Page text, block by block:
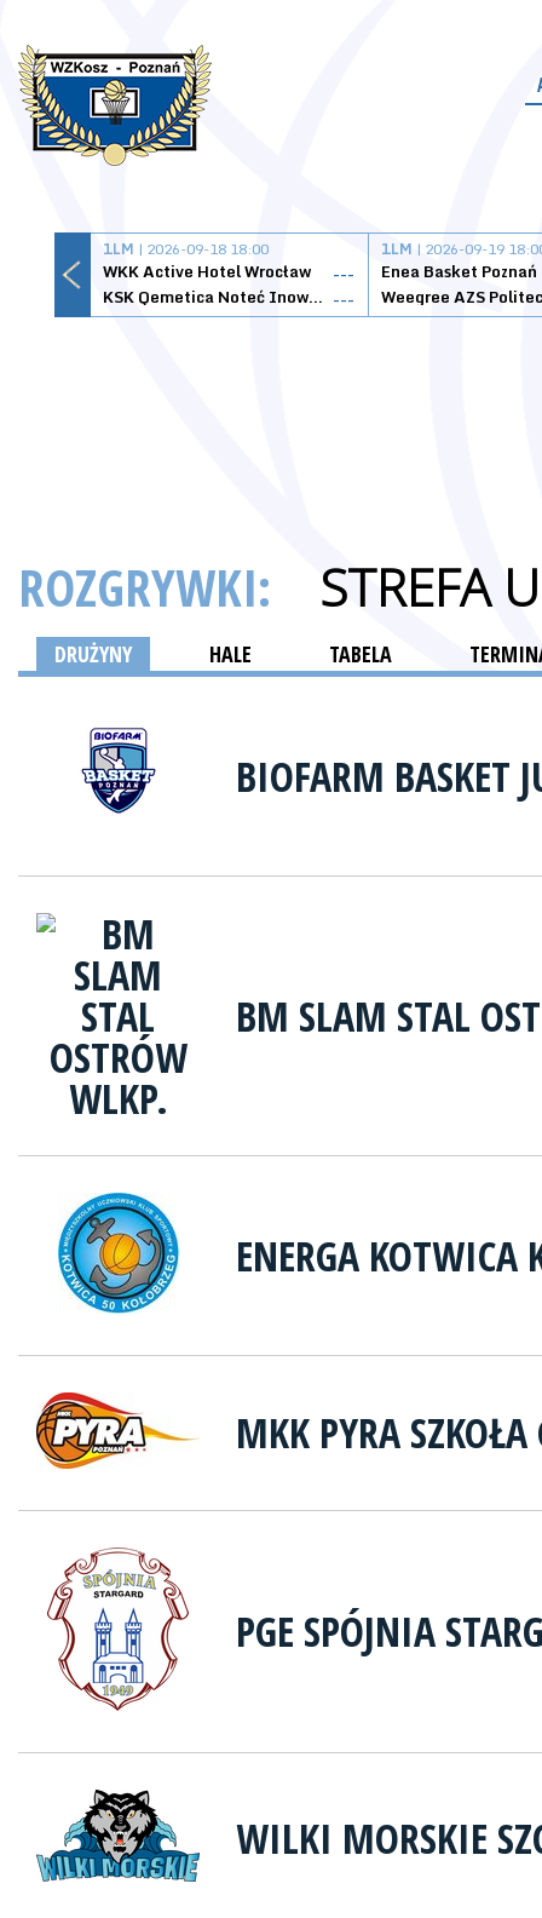
1LM | 2026-09-18 18:00
WKK Active Hotel Wrocław
---
KSK Qemetica Noteć Inowrocław ---
1LM | 2026-09-19
Enea Basket Poznań
ROZGRYWKI: STREFA
DRUŻYNY HALE TABELA
BIOFARM BASKET
BM SLAM STAL
ENERGA KOTWICA
MKK PYRA
PGE SPÓJNIA
WILKI MORSKIE